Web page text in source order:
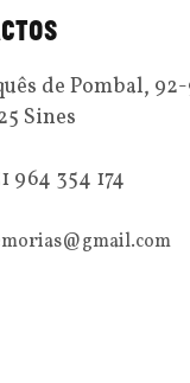
de Pombal,
Sines
964 354 174